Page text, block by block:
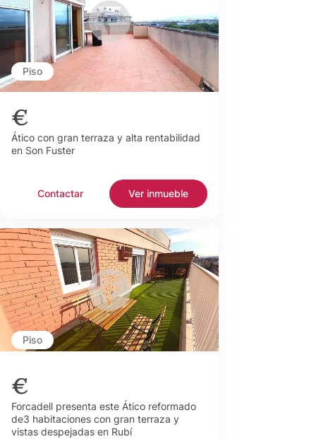
Piso
€
Ático con gran terraza y alta rentabilidad
en Son Fuster
Contactar Ver inmueble
Piso
€
Forcadell presenta este Ático reformado
de3 habitaciones con gran terraza y
vistas despejadas en Rubí